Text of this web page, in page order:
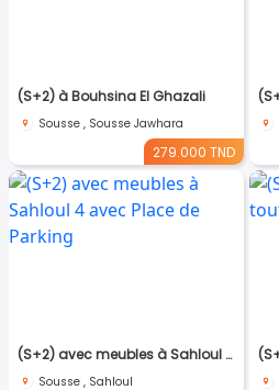
(S+2) à Bouhsina El Ghazali
Sousse , Sousse Jawhara
279.000 TND
(S+2) avec meubles à Sahloul 4 avec Place de Parking
Sousse , Sahloul